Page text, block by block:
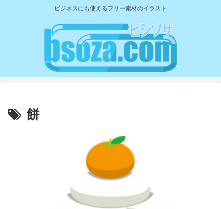
ビジネスにも使えるフリー素材のイラスト
餅